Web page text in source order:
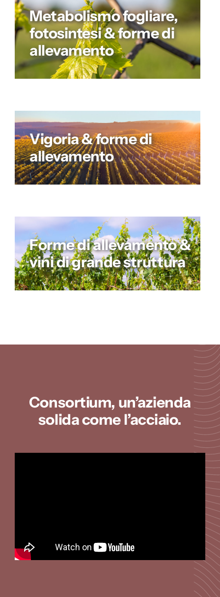
Metabolismo fogliare,
fotosintesi & forme di
allevamento
Vigoria & forme di
allevamento
Forme di allevamento &
vini di grande struttura
Consortium, un’azienda
solida come l’acciaio.